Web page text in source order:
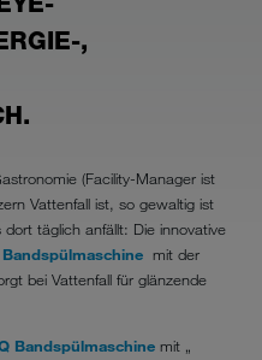
,
(Facility-Manager ist
Vattenfall ist, so gewaltig ist
täglich anfällt: Die innovative
mit der
bei Vattenfall für glänzende
Bandspülmaschine mit „